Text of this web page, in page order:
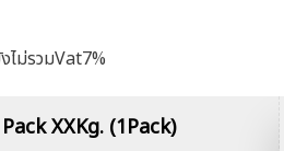
ไม่รวมVat7%
Pack XXKg. (1Pack)